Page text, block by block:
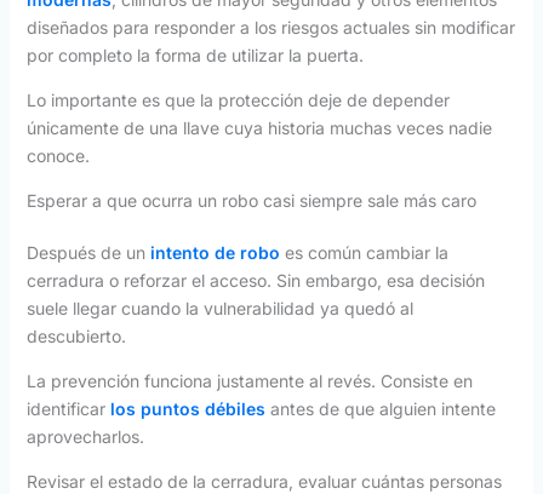
diseñados para responder a los riesgos actuales sin modificar
por completo la forma de utilizar la puerta.
Lo importante es que la protección deje de depender
únicamente de una llave cuya historia muchas veces nadie
conoce.
Esperar a que ocurra un robo casi siempre sale más caro
Después de un intento de robo es común cambiar la
cerradura o reforzar el acceso. Sin embargo, esa decisión
suele llegar cuando la vulnerabilidad ya quedó al
descubierto.
La prevención funciona justamente al revés. Consiste en
identificar los puntos débiles antes de que alguien intente
aprovecharlos.
Revisar el estado de la cerradura, evaluar cuántas personas